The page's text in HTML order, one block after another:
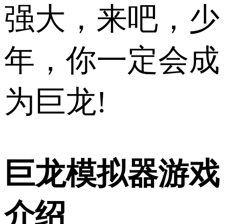
强大，来吧，少
年，你一定会成
为巨龙!
巨龙模拟器游戏
介绍